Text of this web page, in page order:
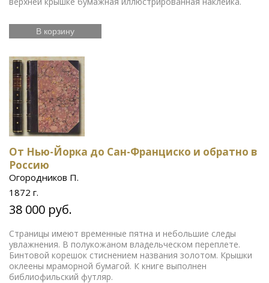
В корзину
От Нью-Йорка до Сан-Франциско и обратно в
Россию
Огородников П.
1872 г.
38 000 руб.
Страницы имеют временные пятна и небольшие следы
увлажнения. В полукожаном владельческом переплете.
Бинтовой корешок стиснением названия золотом. Крышки
оклеены мраморной бумагой. К книге выполнен
библиофильский футляр.